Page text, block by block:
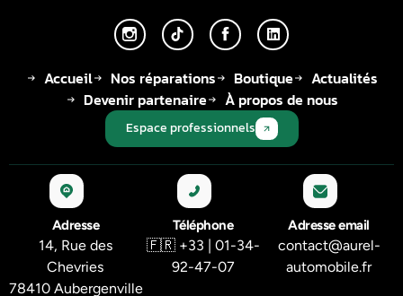
Accueil Nos réparations Boutique
Actualités
Devenir partenaire
À propos de nous
Espace professionnels
Adresse
14, Rue des
Chevries
78410 Aubergenville
Téléphone
🇫🇷 +33 | 01-34-
92-47-07
Adresse email
contact@aurel-
automobile.fr